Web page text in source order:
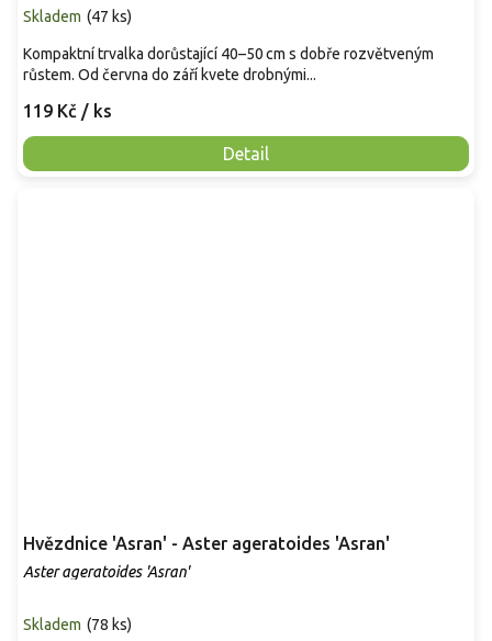
Skladem (47 ks)
119 Kč / ks
Detail
Kompaktní trvalka dorůstající 40–50 cm s dobře rozvětveným
růstem. Od června do září kvete drobnými...
Hvězdnice 'Asran' - Aster ageratoides 'Asran'
Aster ageratoides 'Asran'
Skladem (78 ks)